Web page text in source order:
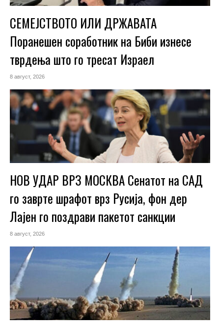
СЕМЕЈСТВОТО ИЛИ ДРЖАВАТА
Поранешен соработник на Биби изнесе
тврдења што го тресат Израел
8 август, 2026
НОВ УДАР ВРЗ МОСКВА Сенатот на САД
го заврте шрафот врз Русија, фон дер
Лајен го поздрави пакетот санкции
8 август, 2026